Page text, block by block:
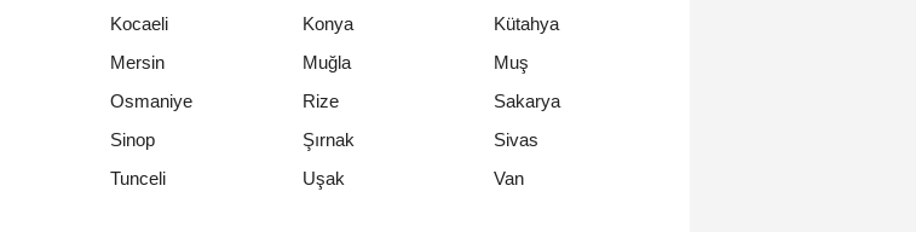
Kocaeli Konya
Kütahya
Mersin Muğla
Muş
Osmaniye Rize
Sakarya
Sinop Şırnak
Sivas
Tunceli Uşak
Van